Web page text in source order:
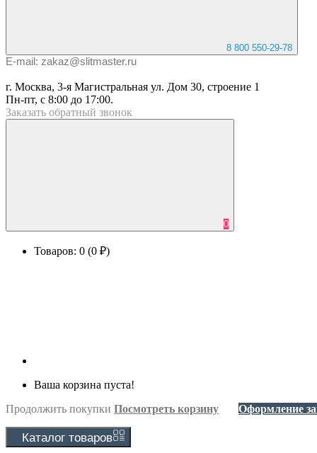
8 800 550-29-78
E-mail: zakaz@slitmaster.ru
г. Москва, 3-я Магистральная ул. Дом 30, строение 1
Пн-пт, с 8:00 до 17:00.
Заказать обратный звонок
0
Товаров: 0 (0 ₽)
Ваша корзина пуста!
Продолжить покупки Посмотреть корзину Оформление
Каталог товаров